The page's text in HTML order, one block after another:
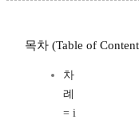
목차 (Table of
차
례
= i